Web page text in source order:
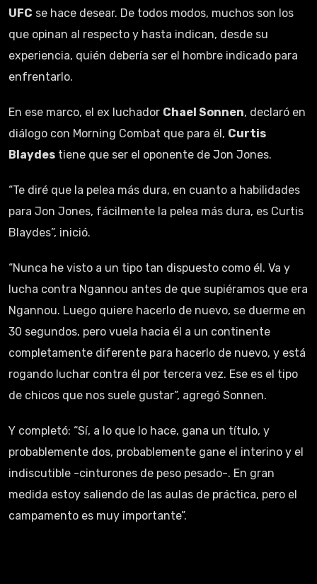
UFC se hace desear. De todos modos, muchos son los
que opinan al respecto y hasta indican, desde su
experiencia, quién debería ser el hombre indicado para
enfrentarlo.
En ese marco, el ex luchador Chael Sonnen, declaró en
diálogo con Morning Combat que para él, Curtis
Blaydes tiene que ser el oponente de Jon Jones.
“Te diré que la pelea más dura, en cuanto a habilidades
para Jon Jones, fácilmente la pelea más dura, es Curtis
Blaydes”, inició.
“Nunca he visto a un tipo tan dispuesto como él. Va y
lucha contra Ngannou antes de que supiéramos que era
Ngannou. Luego quiere hacerlo de nuevo, se duerme en
30 segundos, pero vuela hacia él a un continente
completamente diferente para hacerlo de nuevo, y está
rogando luchar contra él por tercera vez. Ese es el tipo
de chicos que nos suele gustar”, agregó Sonnen.
Y completó: “Sí, a lo que lo hace, gana un título, y
probablemente dos, probablemente gane el interino y el
indiscutible -cinturones de peso pesado-. En gran
medida estoy saliendo de las aulas de práctica, pero el
campamento es muy importante”.